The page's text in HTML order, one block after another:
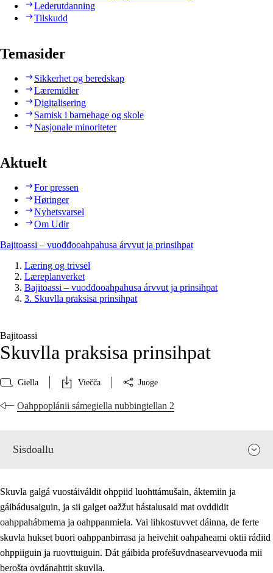
Lederutdanning
Tilskudd
Temasider
Sikkerhet og beredskap
Læremidler
Digitalisering
Samisk i barnehage og skole
Nasjonale minoriteter
Aktuelt
For pressen
Høringer
Nyhetsvarsel
Om Udir
Bajitoassi – vuođđooahpahusa árvvut ja prinsihpat
Læring og trivsel
Læreplanverket
Bajitoassi – vuođđooahpahusa árvvut ja prinsihpat
3. Skuvlla praksisa prinsihpat
Bajitoassi
Skuvlla praksisa prinsihpat
Giella Viečča Juoge
Oahppoplánii sámegiella nubbingiellan 2
Sisdoallu
Skuvla galgá vuostáiváldit ohppiid luohttámušain, áktemiin ja
gáibádusaiguin, ja sii galget oažžut hástalusaid mat ovddidit
oahppahábmema ja oahppanmiela. Vai lihkostuvvet dáinna, de ferte
skuvla hukset buori oahppanbirrasa ja heivehit oahpaheami oktii ráđiid
ohppiiguin ja ruovttuiguin. Dát gáibida profešuvdnasearvevuođa mii
berošta ovdánahttit skuvlla.